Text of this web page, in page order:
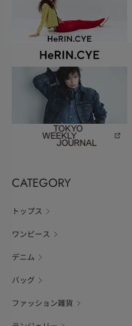
CATEGORY
トップス
ワンピース
デニム
バッグ
ファッション雑貨